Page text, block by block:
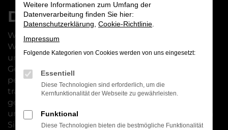
Datenschutzhinweise
Wir begrüßen Sie bei Ihrem Besuch auf unserer
Web-Seite und freuen uns über Ihr Interesse an
unserem Unternehmen. Um Ihnen ein gutes
Gefühl im Hinblick auf den Umgang mit Ihren
persönlichen Daten zu geben, machen wir für Sie
transparent, was mit den anfallenden Daten
geschieht und welche Sicherheitsmaßnahmen
unsererseits getroffen wurden. Außerdem werden
Sie informiert über Ihre gesetzlich festgelegten
Weitere Informationen zum Umfang der
Datenverarbeitung finden Sie hier:
Datenschutzerklärung Cookie-Richtlinie
Impressum
Folgende Kategorien von Cookies werden von uns eingesetzt:
Essentiell
Diese Technologien sind erforderlich, um die
Kernfunktionalität der Webseite zu gewährleisten.
Funktional
Diese Technologien bieten die bestmögliche Funktionalität